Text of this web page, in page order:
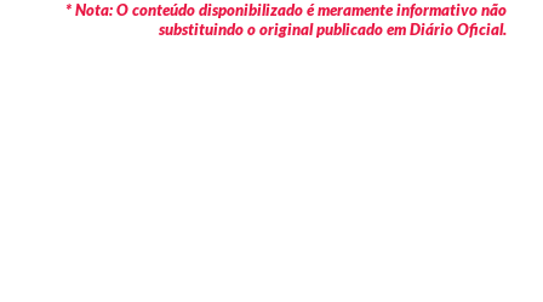
* Nota: O conteúdo disponibilizado é meramente informativo não
substituindo o original publicado em Diário Oficial.